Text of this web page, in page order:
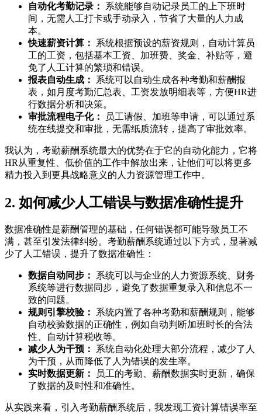
自动化考勤记录：
系统能够自动记录员工的上下班时
间，无需人工打卡或手动录入，节省了大量的人力成
本。
快速薪资计算：
系统根据预设的薪资规则，自动计算员
工的工资，包括基本工资、加班费、奖金、补贴等，避
免了人工计算的繁琐和错误。
报表自动生成：
系统可以自动生成各种考勤和薪酬报
表，如月度考勤汇总表、工资发放明细表等，方便HR进
行数据分析和决策。
审批流程电子化：
员工请假、加班等申请，可以通过系
统在线提交和审批，无需纸质流转，提高了审批效率。
我认为，考勤薪酬系统最大的优势在于它的自动化能力，它将
HR从重复性、低价值的工作中解放出来，让他们可以将更多
精力投入到更具战略意义的人力资源管理工作中。
2. 如何减少人工错误与数据准确性提升
数据准确性是薪酬管理的基础，任何错误都可能导致员工不
满，甚至引发法律纠纷。考勤薪酬系统通过以下方式，显著减
少了人工错误，提升了数据准确性：
数据自动同步：
系统可以与企业的人力资源系统、财务
系统等进行数据同步，避免了数据重复录入和信息不一
致的问题。
规则引擎校验：
系统内置了各种考勤和薪酬规则，能够
自动校验数据的正确性，例如自动判断加班时长的合法
性、自动计算税收等。
减少人为干预：
系统自动化处理大部分流程，减少了人
为干预，从而降低了人为错误的发生率。
实时数据更新：
员工的考勤、薪酬数据实时更新，确保
了数据的及时性和准确性。
从实践来看，引入考勤薪酬系统后，我发现工资计算错误率至